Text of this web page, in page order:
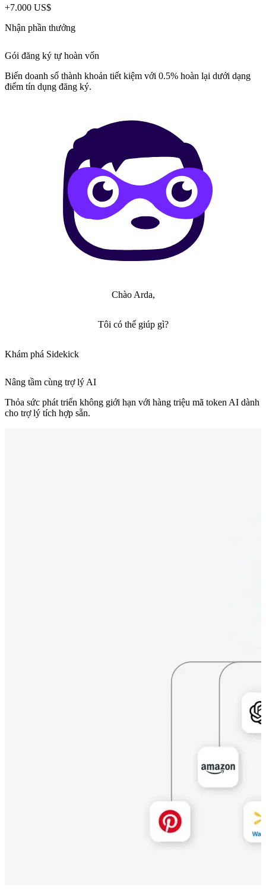
+7.000 US$
Nhận phần thưởng
Gói đăng ký tự hoàn vốn
Biến doanh số thành khoản tiết kiệm với 0.5% hoàn lại dưới dạng
điểm tín dụng đăng ký.
Chào Arda,
Tôi có thể giúp gì?
Khám phá Sidekick
Nâng tầm cùng trợ lý AI
Thỏa sức phát triển không giới hạn với hàng triệu mã token AI dành
cho trợ lý tích hợp sẵn.